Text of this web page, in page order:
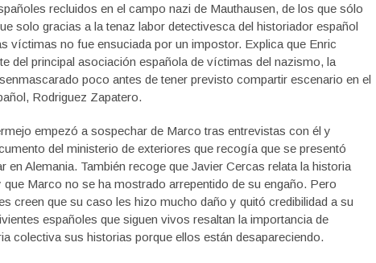
recluidos en el campo nazi de Mauthausen, de los que sólo
solo gracias a la tenaz labor detectivesca del historiador español
víctimas no fue ensuciada por un impostor. Explica que Enric
del principal asociación española de víctimas del nazismo, la
poco antes de tener previsto compartir escenario en el
Rodriguez Zapatero.
empezó a sospechar de Marco tras entrevistas con él y
del ministerio de exteriores que recogía que se presentó
en Alemania. También recoge que Javier Cercas relata la historia
Marco no se ha mostrado arrepentido de su engaño. Pero
creen que su caso les hizo mucho daño y quitó credibilidad a su
españoles que siguen vivos resaltan la importancia de
colectiva sus historias porque ellos están desapareciendo.